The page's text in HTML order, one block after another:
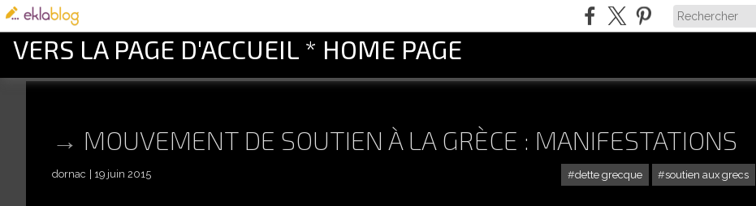
VERS LA PAGE D'ACCUEIL * HOME PAGE
MOUVEMENT DE SOUTIEN À LA GRÈCE : MANIFESTATIONS
dette grecque soutien aux grecs
dornac 19 juin 2015